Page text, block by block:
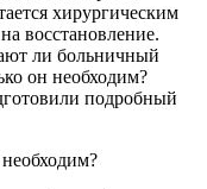
хирургическим
восстановление.
ли больничный
он необходим?
подробный